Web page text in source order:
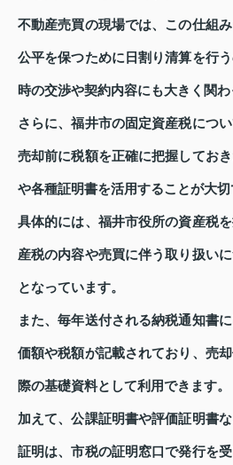
不動産売買の現場では、この仕組
公平を保つために日割り清算を行
時の交渉や契約内容にも大きく関わ
さらに、福井市の固定資産税につ
売却前に税額を正確に把握してお
や各種証明書を活用することが大切
具体的には、福井市役所の資産税
産税の内容や売買に伴う取り扱い
となっています。
また、毎年送付される納税通知書
価額や税額が記載されており、売
際の基礎資料として利用できます。
加えて、公課証明書や評価証明書
証明は、市税の証明窓口で発行を